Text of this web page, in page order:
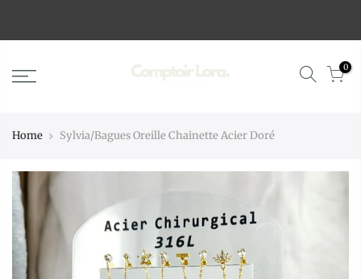
0
Home Sylvia/Bagues Oreille Chainette Acier Doré